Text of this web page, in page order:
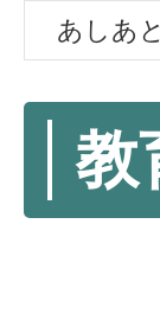
あしあと
教